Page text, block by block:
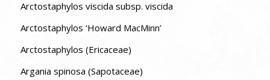
Arctostaphylos viscida subsp. viscida
Arctostaphylos ‘Howard MacMinn’
Arctostaphylos (Ericaceae)
Argania spinosa (Sapotaceae)